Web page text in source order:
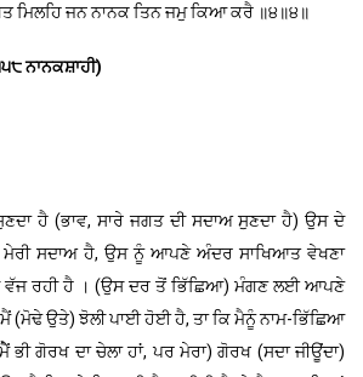
ਮਿਲਹਿ ਜਨ ਨਾਨਕ ਤਿਨ ਜਮੁ ਕਿਆ ਕਰੈ ॥੪॥੪॥
ਨਾਨਕਸ਼ਾਹੀ)
ਹੈ (ਭਾਵ, ਸਾਰੇ ਜਗਤ ਦੀ ਸਦਾਅ ਸੁਣਦਾ ਹੈ) ਉਸ ਦੇ
ਮੇਰੀ ਸਦਾਅ ਹੈ, ਉਸ ਨੂੰ ਆਪਣੇ ਅੰਦਰ ਸਾਖਿਆਤ ਵੇਖਣਾ
ਵੱਜ ਰਹੀ ਹੈ । (ਉਸ ਦਰ ਤੋਂ ਭਿੱਛਿਆ) ਮੰਗਣ ਲਈ ਆਪਣੇ
(ਮੋਢੇ ਉਤੇ) ਝੋਲੀ ਪਾਈ ਹੋਈ ਹੈ, ਤਾ ਕਿ ਮੈਨੂੰ ਨਾਮ-ਭਿੱਛਿਆ
ਭੀ ਗੋਰਖ ਦਾ ਚੇਲਾ ਹਾਂ, ਪਰ ਮੇਰਾ) ਗੋਰਖ (ਸਦਾ ਜੀਊਂਦਾ)